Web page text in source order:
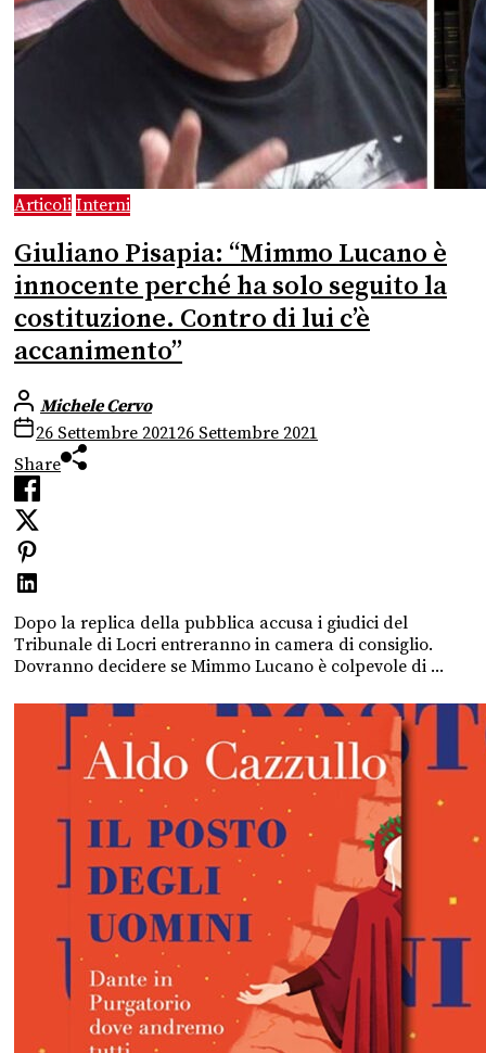
Articoli Interni
Giuliano Pisapia: “Mimmo Lucano è
innocente perché ha solo seguito la
costituzione. Contro di lui c’è
accanimento”
Michele Cervo
26 Settembre 202126 Settembre 2021
Share
Dopo la replica della pubblica accusa i giudici del
Tribunale di Locri entreranno in camera di consiglio.
Dovranno decidere se Mimmo Lucano è colpevole di ...